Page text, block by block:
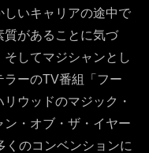
いキャリアの途中で
質があることに気づ
してマジシャンとし
ーのTV番組「フー
ウッドのマジック・
・オブ・ザ・イヤー
くのコンベンションに